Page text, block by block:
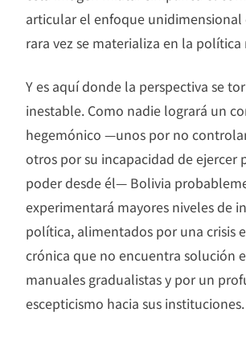
articular el enfoque unidimensional
rara vez se materializa en la política
Y es aquí donde la perspectiva se
inestable. Como nadie logrará un
hegemónico —unos por no
otros por su incapacidad de ejercer
poder desde él— Bolivia
experimentará mayores niveles de
política, alimentados por una crisis
crónica que no encuentra solución
manuales gradualistas y por un
escepticismo hacia sus instituciones.